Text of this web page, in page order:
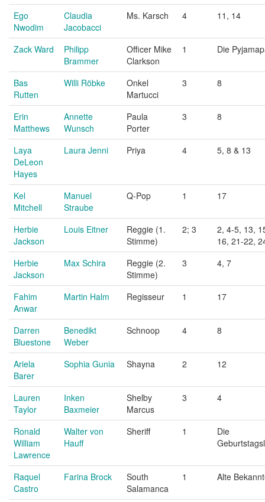
Ego
Nwodim
Claudia
Jacobacci
Ms. Karsch 4 11, 14
Zack Ward
Philipp
Brammer
Officer Mike
Clarkson
1 Die
Bas
Rutten
Willi Röbke
Onkel
Martucci
3 8
Erin
Matthews
Annette
Wunsch
Paula
Porter
3 8
Laya
DeLeon
Hayes
Laura Jenni Priya 4 5, 8 & 13
Kel
Mitchell
Manuel
Straube
Q-Pop 1 17
Herbie
Jackson
Louis Eitner
Reggie (1.
Stimme)
2; 3
2, 4-5, 13,
16, 21-22,
Herbie
Jackson
Max Schira
Reggie (2.
Stimme)
3 4, 7
Fahim
Anwar
Martin Halm Regisseur 1 17
Darren
Bluestone
Benedikt
Weber
Schnoop 4 8
Ariela
Barer
Sophia Gunia Shayna 2 12
Lauren
Taylor
Inken
Baxmeier
Shelby
Marcus
3 4
Ronald
William
Lawrence
Walter von
Hauff
Sheriff 1
Die
Raquel
Castro
Farina Brock
South
Salamanca
1 Alte